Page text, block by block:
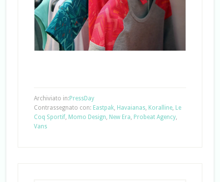
Archiviato in: PressDay
Contrassegnato con: Eastpak, Havaianas, Koralline, Le
Coq Sportif, Momo Design, New Era, Probeat Agency,
Vans